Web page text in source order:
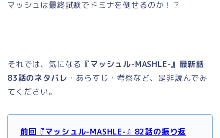
マッシュは最終試験でドミナを倒せるのか！？
それでは、気になる 『マッシュル-MASHLE-』最新話
83話のネタバレ ・あらすじ・考察など、是非読んでみ
てください。
前回『マッシュル-MASHLE-』82話の振り返